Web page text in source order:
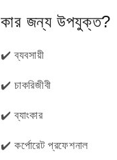
কার জন্য উপযুক্ত?
✔️ ব্যবসায়ী
✔️ চাকরিজীবী
✔️ ব্যাংকার
✔️ কর্পোরেট প্রফেশনাল